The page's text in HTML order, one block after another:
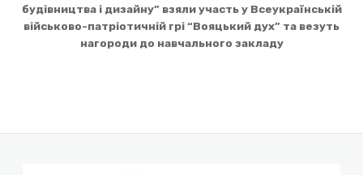
будівництва і дизайну” взяли участь у Всеукраїнській
військово-патріотичній грі “Вояцький дух” та везуть
нагороди до навчального закладу